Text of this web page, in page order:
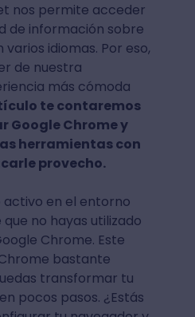
nos permite acceder
de información sobre
idiomas. Por eso,
de nuestra
más cómoda
te contaremos
Google Chrome y
herramientas con
provecho.
activo en el entorno
no hayas utilizado
Chrome. Este
bastante
transformar tu
pocos pasos. ¿Estás